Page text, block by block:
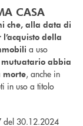
CASA
che, alla data di
della
a uso
mutuatario abbia
morte, anche in
in uso a titolo
del 30.12.2024